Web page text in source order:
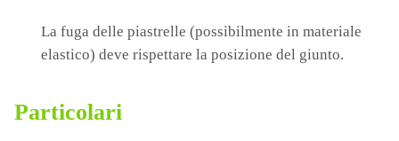
La fuga delle piastrelle (possibilmente in materiale
elastico) deve rispettare la posizione del giunto.
Particolari